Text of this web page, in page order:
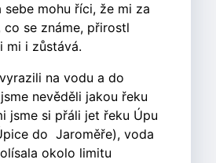
mohu říci, že mi za
se známe, přirostl
mi i zůstává.
vyrazili na vodu a do
nevěděli jakou řeku
jsme si přáli jet řeku Úpu
do Jaroměře), voda
okolo limitu